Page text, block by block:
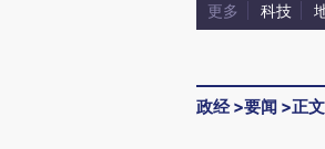
更多 科技
政经>要闻 >正文